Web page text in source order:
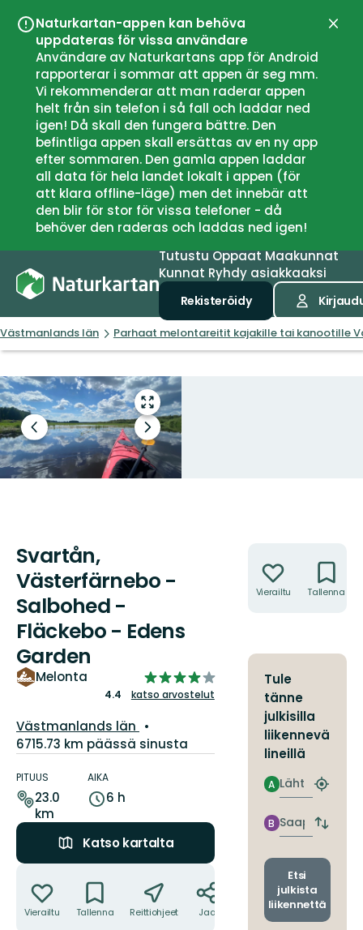
Naturkartan-appen kan behöva
uppdateras för vissa användare
Användare av Naturkartans app för Android
rapporterar i sommar att appen är seg mm.
Vi rekommenderar att man raderar appen
helt från sin telefon i så fall och laddar ned
igen! Då skall den fungera bättre. Den
befintliga appen skall ersättas av en ny app
efter sommaren. Den gamla appen laddar
all data för hela landet lokalt i appen (för
att klara offline-läge) men det innebär att
den blir för stor för vissa telefoner - då
behöver den raderas och laddas ned igen!
Sulje
TutustuOppaatMaakunnat
Kunnat Ryhdy asiakkaaksi
Rekisteröidy
Västmanlands län Parhaat melontareitit kajakille tai kanootille
Siirry
koko
näytön
alueelle
Edellinen
dia
Seuraava
dia
Svartån,
Västerfärnebo -
Salbohed -
Fläckebo - Edens
Garden
Melonta
4.446858288770054/5
tähteä
4.4 katso arvostelut
Kunta:
Västmanlands län
6715.73 km päässä sinusta
yksityiskohdat
PITUUS
23.0
km
AIKA
6 h
Katso kartalta
Vierailtu Tallenna Reittiohjeet Jaa
Vierailtu Tallenna
Tule
tänne
julkisilla
liikennevä
lineillä
Lähtö
A
Etsi
pysäkki
Saapuminen
B
Vaihda
ja
Etsi
julkista
liikennettä